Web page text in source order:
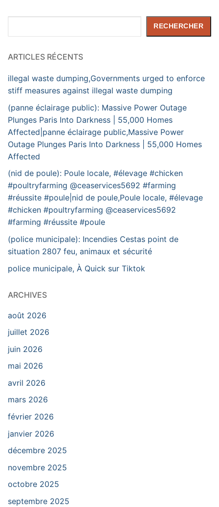
RECHERCHER
ARTICLES RÉCENTS
illegal waste dumping,Governments urged to enforce
stiff measures against illegal waste dumping
(panne éclairage public): Massive Power Outage
Plunges Paris Into Darkness | 55,000 Homes
Affected|panne éclairage public,Massive Power
Outage Plunges Paris Into Darkness | 55,000 Homes
Affected
(nid de poule): Poule locale, #élevage #chicken
#poultryfarming @ceaservices5692 #farming
#réussite #poule|nid de poule,Poule locale, #élevage
#chicken #poultryfarming @ceaservices5692
#farming #réussite #poule
(police municipale): Incendies Cestas point de
situation 2807 feu, animaux et sécurité
police municipale, À Quick sur Tiktok
ARCHIVES
août 2026
juillet 2026
juin 2026
mai 2026
avril 2026
mars 2026
février 2026
janvier 2026
décembre 2025
novembre 2025
octobre 2025
septembre 2025